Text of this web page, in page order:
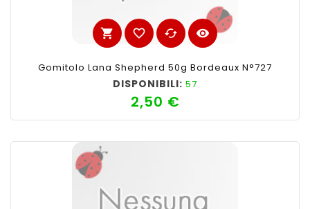
shopping_cart favorite_border cached visibility
Gomitolo Lana Shepherd 50g Bordeaux N°727
DISPONIBILI: 57
2,50 €Prezzo